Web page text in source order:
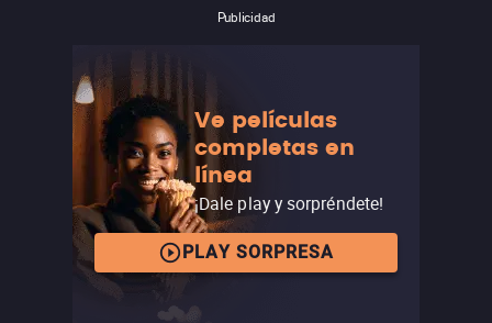
Publicidad
Ve películas
completas en
línea
¡Dale play y sorpréndete!
PLAY SORPRESA